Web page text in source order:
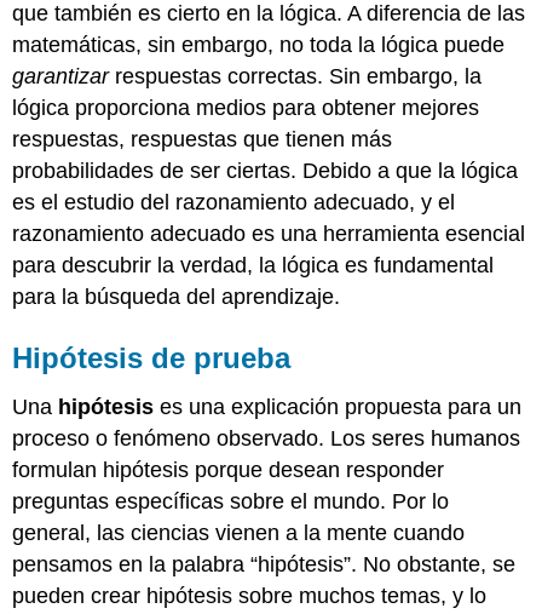
que también es cierto en la lógica. A diferencia de las
matemáticas, sin embargo, no toda la lógica puede
garantizarrespuestas correctas. Sin embargo, la
lógica proporciona medios para obtener mejores
respuestas, respuestas que tienen más
probabilidades de ser ciertas. Debido a que la lógica
es el estudio del razonamiento adecuado, y el
razonamiento adecuado es una herramienta esencial
para descubrir la verdad, la lógica es fundamental
para la búsqueda del aprendizaje.
Hipótesis de prueba
Una hipótesis es una explicación propuesta para un
proceso o fenómeno observado. Los seres humanos
formulan hipótesis porque desean responder
preguntas específicas sobre el mundo. Por lo
general, las ciencias vienen a la mente cuando
pensamos en la palabra “hipótesis”. No obstante, se
pueden crear hipótesis sobre muchos temas, y lo